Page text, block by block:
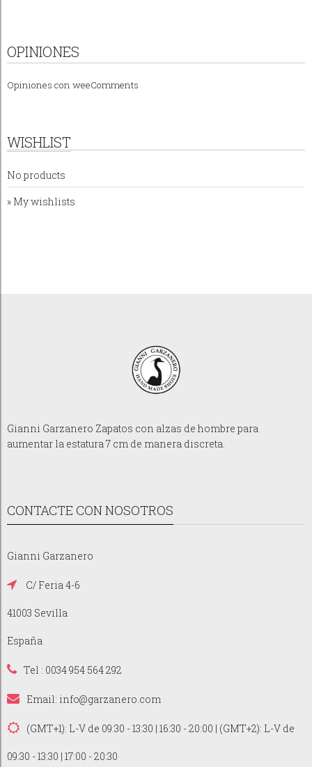
OPINIONES
Opiniones con weeComments
WISHLIST
No products
» My wishlists
Gianni Garzanero Zapatos con alzas de hombre para
aumentar la estatura 7 cm de manera discreta.
CONTACTE CON NOSOTROS
Gianni Garzanero
C/ Feria 4-6
41003 Sevilla
España
Tel : 0034 954 564 292
Email: info@garzanero.com
(GMT+1): L-V de 09:30 - 13:30 | 16:30 - 20:00 | (GMT+2): L-V de
09:30 - 13:30 | 17:00 - 20:30